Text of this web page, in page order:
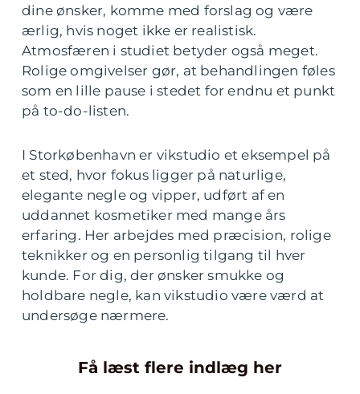
dine ønsker, komme med forslag og være
ærlig, hvis noget ikke er realistisk.
Atmosfæren i studiet betyder også meget.
Rolige omgivelser gør, at behandlingen føles
som en lille pause i stedet for endnu et punkt
på to-do-listen.
I Storkøbenhavn er vikstudio et eksempel på
et sted, hvor fokus ligger på naturlige,
elegante negle og vipper, udført af en
uddannet kosmetiker med mange års
erfaring. Her arbejdes med præcision, rolige
teknikker og en personlig tilgang til hver
kunde. For dig, der ønsker smukke og
holdbare negle, kan vikstudio være værd at
undersøge nærmere.
Få læst flere indlæg her